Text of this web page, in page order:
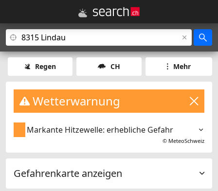
Regen CH Mehr
Wetterwarnung
Markante Hitzewelle: erhebliche Gefahr
© MeteoSchweiz
Gefahrenkarte anzeigen